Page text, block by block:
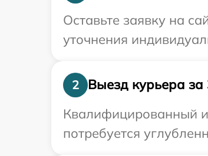
Оставьте заявку на
уточнения
2
Выезд курьера за
Квалифицированный
потребуется